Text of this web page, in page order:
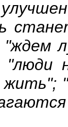
жить";